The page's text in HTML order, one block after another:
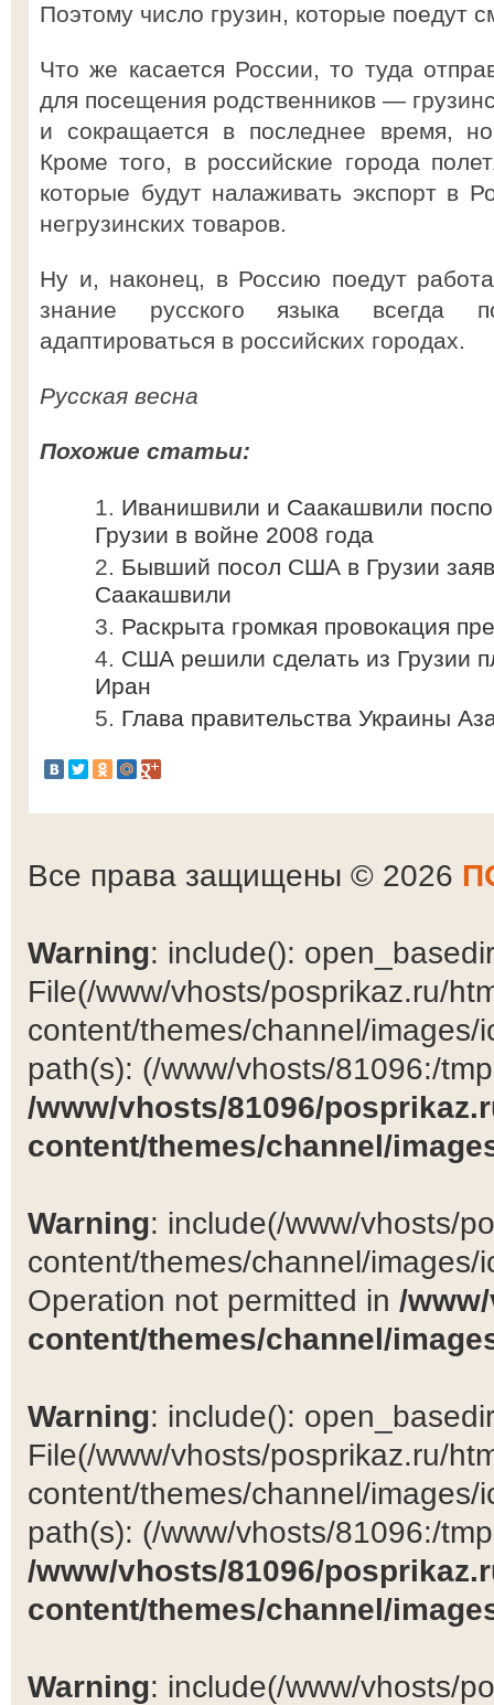
Поэтому число грузин, которые поедут
Что же касается России, то туда
для посещения родственников —
и сокращается в последнее время,
Кроме того, в российские города
которые будут налаживать экспорт в
негрузинских товаров.
Ну и, наконец, в Россию поедут
знание русского языка всегда
адаптироваться в российских городах.
Русская весна
Похожие статьи:
Иванишвили и Саакашвили
Грузии в войне 2008 года
Бывший посол США в Грузии
Саакашвили
Раскрыта громкая провокация
США решили сделать из Грузии
Иран
Глава правительства Украины
Все права защищены © 2026
Warning: include():
File(/www/vhosts/posprikaz.ru/
content/themes/channel/
path(s): (/www/vhosts/81096:/
/www/vhosts/81096/
content/themes/channel/
Warning: include(/www/vhosts/
content/themes/channel/
Operation not permitted in /
content/themes/channel/
Warning: include():
File(/www/vhosts/posprikaz.ru/
content/themes/channel/
path(s): (/www/vhosts/81096:/
/www/vhosts/81096/
content/themes/channel/
Warning: include(/www/vhosts/